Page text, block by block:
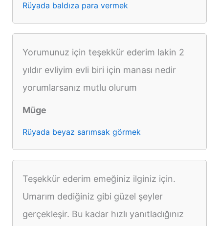
Rüyada baldıza para vermek
Yorumunuz için teşekkür ederim lakin 2
yıldır evliyim evli biri için manası nedir
yorumlarsanız mutlu olurum
Müge
Rüyada beyaz sarımsak görmek
Teşekkür ederim emeğiniz ilginiz için.
Umarım dediğiniz gibi güzel şeyler
gerçekleşir. Bu kadar hızlı yanıtladığınız